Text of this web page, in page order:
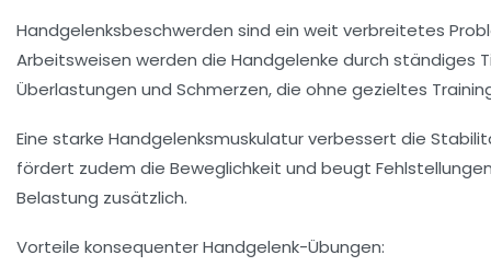
Handgelenksbeschwerden sind ein weit verbreitetes
Arbeitsweisen werden die Handgelenke durch
Überlastungen und Schmerzen, die ohne gezieltes
Eine starke Handgelenksmuskulatur verbessert die
fördert zudem die Beweglichkeit und beugt
Belastung zusätzlich.
Vorteile konsequenter Handgelenk-Übungen: